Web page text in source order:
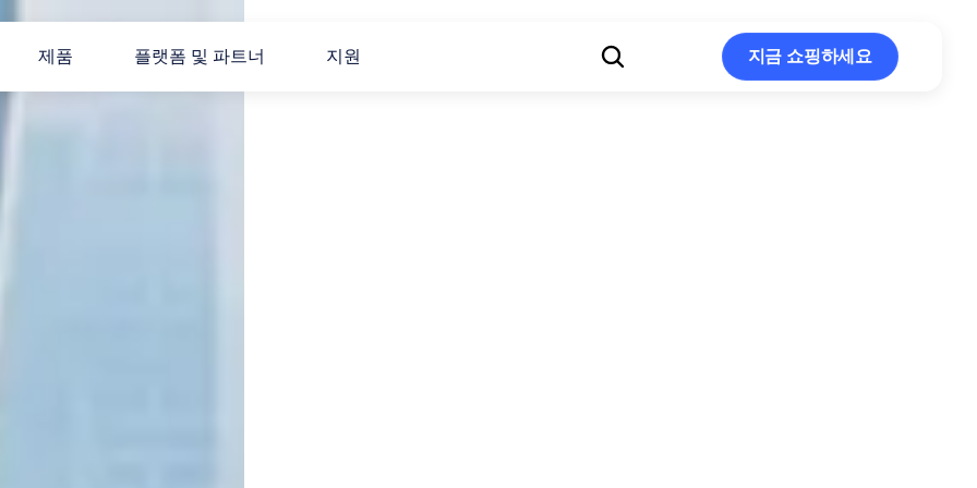
제품 플랫폼 및 파트너 지원
지금 쇼핑하세요